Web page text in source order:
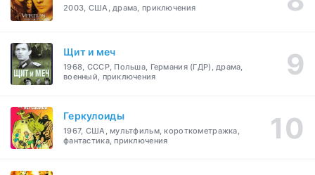
2003, США, драма, приключения
Щит и меч
1968, СССР, Польша, Германия (ГДР), драма,
военный, приключения
Геркулоиды
1967, США, мультфильм, короткометражка,
фантастика, приключения